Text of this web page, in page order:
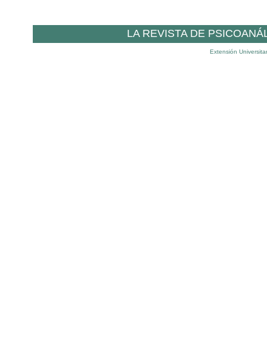
LA REVISTA DE
Extensión